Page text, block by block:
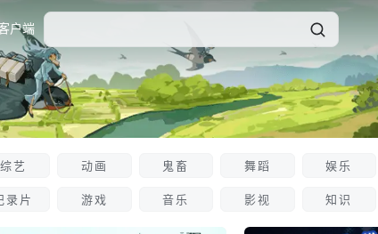
户端
综艺
录片
动画
游戏
鬼畜
音乐
舞蹈
影视
娱乐
知识